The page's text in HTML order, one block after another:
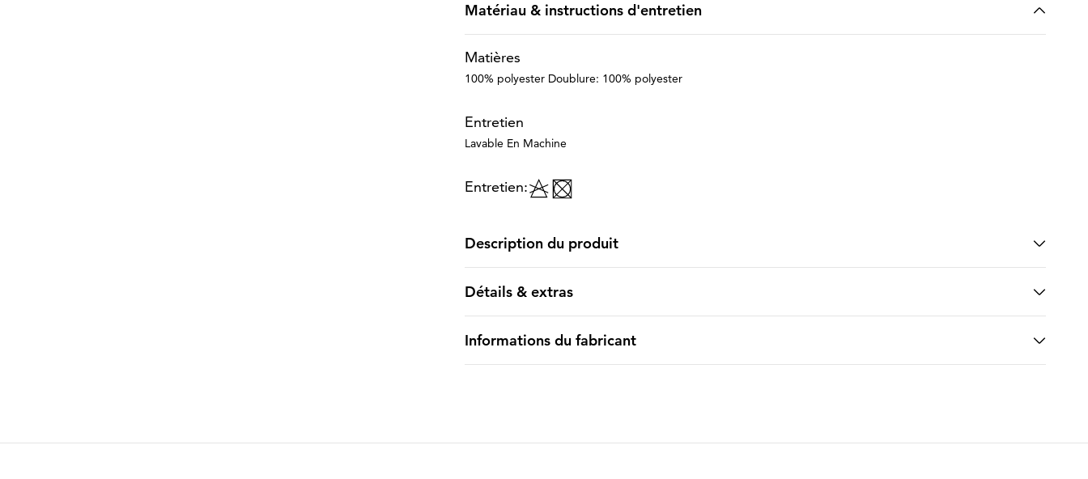
Matériau & instructions d'entretien
Matières
100% polyester Doublure: 100% polyester
Entretien
Lavable En Machine
Entretien:
Description du produit
Détails & extras
Informations du fabricant